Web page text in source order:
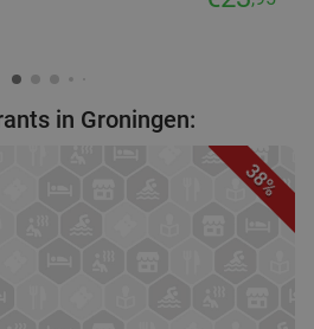
in Groningen:
38%